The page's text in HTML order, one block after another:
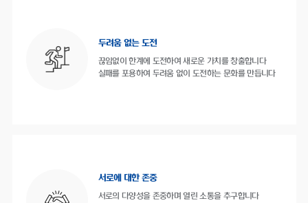
두려움 없는 도전
끊임없이 한계에 도전하여 새로운 가치를 창출합니다
실패를 포용하여 두려움 없이 도전하는 문화를 만듭니다
서로에 대한 존중
서로의 다양성을 존중하며 열린 소통을 추구합니다